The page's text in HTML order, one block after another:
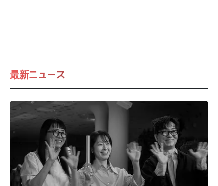
最新ニュース